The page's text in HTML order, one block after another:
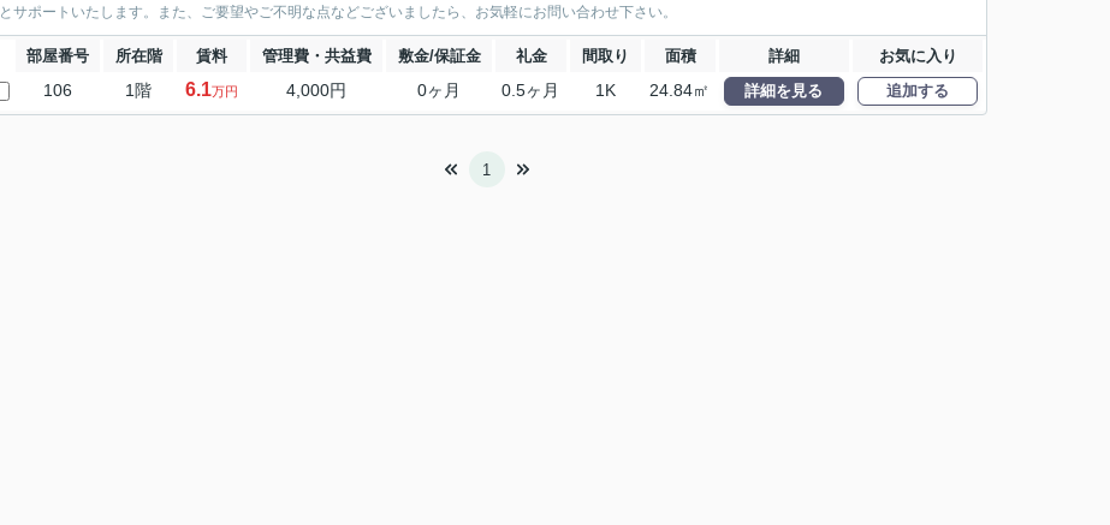
とサポートいたします。また、ご要望やご不明な点などございましたら、お気軽にお問い合わせ下さい。
部屋番号 所在階 賃料 管理費・共益費 敷金/保証金 礼金 間取り 面積 詳細 お気に入り
106 1階 6.1万円 4,000円 0ヶ月 0.5ヶ月 1K 24.84㎡ 詳細を見る 追加する
1